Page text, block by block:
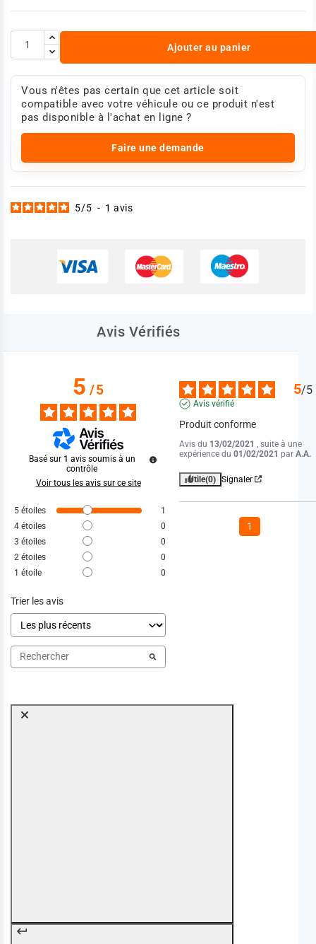
Ajouter au panier
Vous n'êtes pas certain que cet article soit
compatible avec votre véhicule ou ce produit n'est
pas disponible à l'achat en ligne ?
Faire une demande
5/5 - 1 avis
Avis Vérifiés
5/5
Basé sur 1 avis soumis à un
contrôle
Voir tous les avis sur ce site
5 étoiles
1
4 étoiles
0
3 étoiles
0
2 étoiles
0
1 étoile 0
Trier les avis
5/5
Avis vérifié
Produit conforme
Avis du 13/02/2021 , suite à une
expérience du01/02/2021 parA.A.
Utile(0) Signaler
1